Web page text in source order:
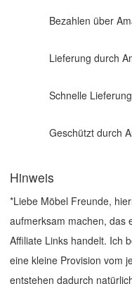
Bezahlen über
Lieferung durch
Schnelle Lieferung
Geschützt durch
Hinweis
*Liebe Möbel Freunde,
aufmerksam machen, das
Affiliate Links handelt. Ich
eine kleine Provision vom
entstehen dadurch